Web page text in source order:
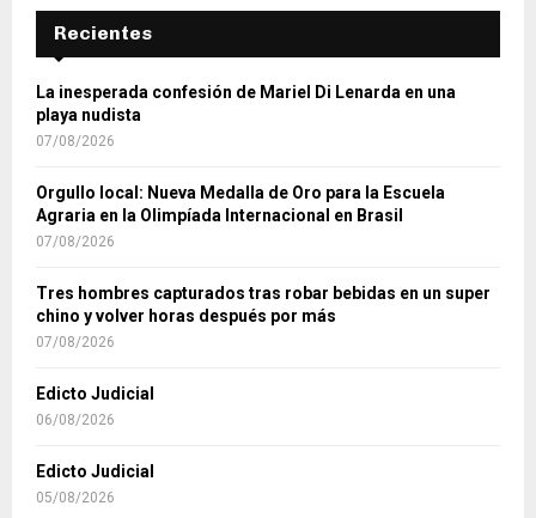
Recientes
La inesperada confesión de Mariel Di Lenarda en una
playa nudista
07/08/2026
Orgullo local: Nueva Medalla de Oro para la Escuela
Agraria en la Olimpíada Internacional en Brasil
07/08/2026
Tres hombres capturados tras robar bebidas en un super
chino y volver horas después por más
07/08/2026
Edicto Judicial
06/08/2026
Edicto Judicial
05/08/2026